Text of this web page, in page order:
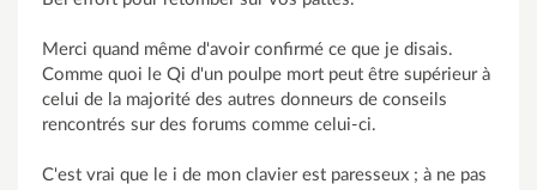
Merci quand même d'avoir confirmé ce que je disais.
Comme quoi le Qi d'un poulpe mort peut être supérieur à
celui de la majorité des autres donneurs de conseils
rencontrés sur des forums comme celui-ci.
C'est vrai que le i de mon clavier est paresseux ; à ne pas